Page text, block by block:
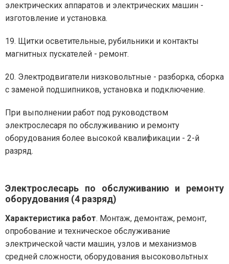
электрических аппаратов и электрических машин -
изготовление и установка.
19. Щитки осветительные, рубильники и контакты
магнитных пускателей - ремонт.
20. Электродвигатели низковольтные - разборка, сборка
с заменой подшипников, установка и подключение.
При выполнении работ под руководством
электрослесаря по обслуживанию и ремонту
оборудования более высокой квалификации - 2-й
разряд.
Электрослесарь по обслуживанию и ремонту
оборудования (4 разряд)
Характеристика работ. Монтаж, демонтаж, ремонт,
опробование и техническое обслуживание
электрической части машин, узлов и механизмов
средней сложности, оборудования высоковольтных